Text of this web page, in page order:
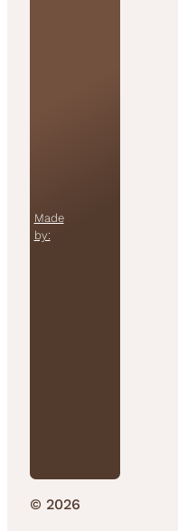
Made
by:
© 2026